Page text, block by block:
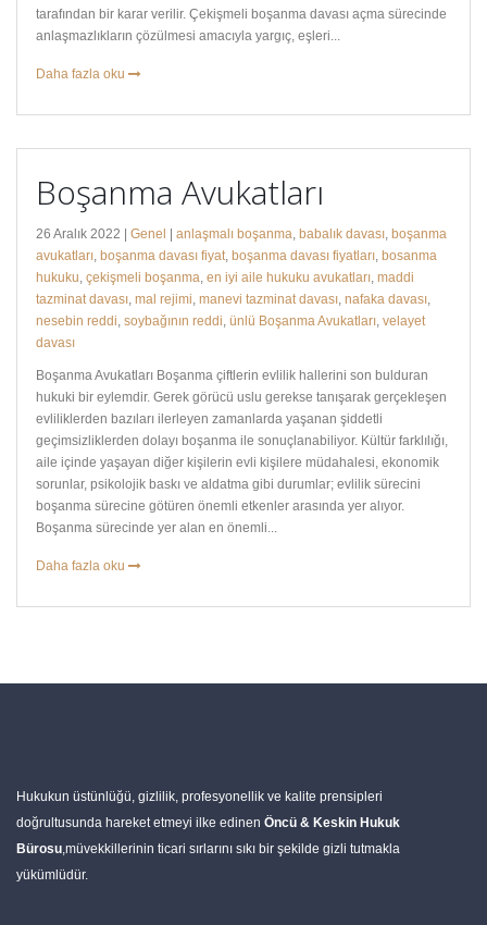
tarafından bir karar verilir. Çekişmeli boşanma davası açma sürecinde
anlaşmazlıkların çözülmesi amacıyla yargıç, eşleri...
Daha fazla oku
Boşanma Avukatları
26 Aralık 2022 | Genel | anlaşmalı boşanma babalık davası boşanma
avukatları boşanma davası fiyat boşanma davası fiyatları bosanma
hukuku çekişmeli boşanma en iyi aile hukuku avukatları maddi
tazminat davası mal rejimi manevi tazminat davası nafaka davası
nesebin reddi soybağının reddi ünlü Boşanma Avukatları velayet
davası
Boşanma Avukatları Boşanma çiftlerin evlilik hallerini son bulduran
hukuki bir eylemdir. Gerek görücü uslu gerekse tanışarak gerçekleşen
evliliklerden bazıları ilerleyen zamanlarda yaşanan şiddetli
geçimsizliklerden dolayı boşanma ile sonuçlanabiliyor. Kültür farklılığı,
aile içinde yaşayan diğer kişilerin evli kişilere müdahalesi, ekonomik
sorunlar, psikolojik baskı ve aldatma gibi durumlar; evlilik sürecini
boşanma sürecine götüren önemli etkenler arasında yer alıyor.
Boşanma sürecinde yer alan en önemli...
Daha fazla oku
Hukukun üstünlüğü, gizlilik, profesyonellik ve kalite prensipleri
doğrultusunda hareket etmeyi ilke edinen Öncü & Keskin Hukuk
Bürosu ,müvekkillerinin ticari sırlarını sıkı bir şekilde gizli tutmakla
yükümlüdür.